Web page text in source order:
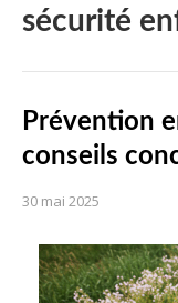
sécurité
Prévention
conseils
30 mai 2025